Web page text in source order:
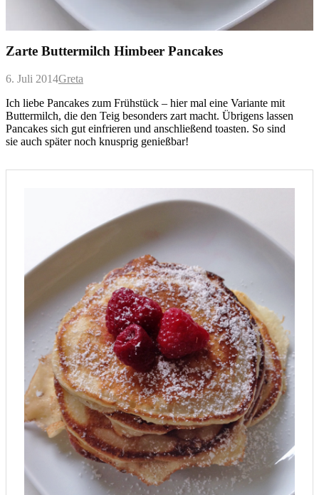
Zarte Buttermilch Himbeer Pancakes
6. Juli 2014Greta
Ich liebe Pancakes zum Frühstück – hier mal eine Variante mit
Buttermilch, die den Teig besonders zart macht. Übrigens lassen
Pancakes sich gut einfrieren und anschließend toasten. So sind
sie auch später noch knusprig genießbar!